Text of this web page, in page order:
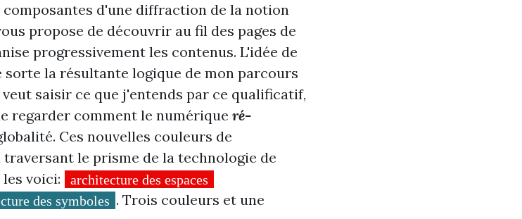
d'une diffraction de la notion
propose de découvrir au fil des pages de
progressivement les contenus. L'idée de
la résultante logique de mon parcours
veut saisir ce que j'entends par ce qualificatif,
regarder comment le numérique ré-
Ces nouvelles couleurs de
le prisme de la technologie de
voici:
architecture des espaces
des symboles . Trois couleurs et une